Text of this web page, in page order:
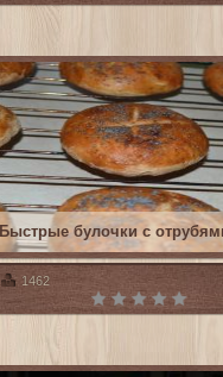
1462
Быстрые булочки с